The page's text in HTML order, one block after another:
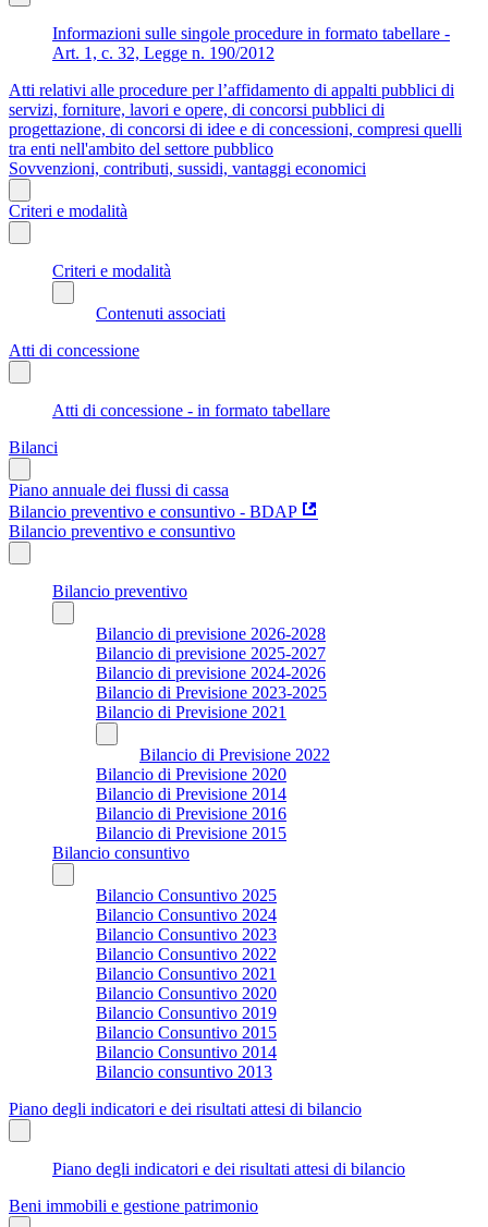
Informazioni sulle singole procedure in formato tabellare -
Art. 1, c. 32, Legge n. 190/2012
Atti relativi alle procedure per l’affidamento di appalti pubblici di
servizi, forniture, lavori e opere, di concorsi pubblici di
progettazione, di concorsi di idee e di concessioni, compresi quelli
tra enti nell'ambito del settore pubblico
Sovvenzioni, contributi, sussidi, vantaggi economici
Criteri e modalità
Criteri e modalità
Contenuti associati
Atti di concessione
Atti di concessione - in formato tabellare
Bilanci
Piano annuale dei flussi di cassa
Bilancio preventivo e consuntivo - BDAP
Bilancio preventivo e consuntivo
Bilancio preventivo
Bilancio di previsione 2026-2028
Bilancio di previsione 2025-2027
Bilancio di previsione 2024-2026
Bilancio di Previsione 2023-2025
Bilancio di Previsione 2021
Bilancio di Previsione 2022
Bilancio di Previsione 2020
Bilancio di Previsione 2014
Bilancio di Previsione 2016
Bilancio di Previsione 2015
Bilancio consuntivo
Bilancio Consuntivo 2025
Bilancio Consuntivo 2024
Bilancio Consuntivo 2023
Bilancio Consuntivo 2022
Bilancio Consuntivo 2021
Bilancio Consuntivo 2020
Bilancio Consuntivo 2019
Bilancio Consuntivo 2015
Bilancio Consuntivo 2014
Bilancio consuntivo 2013
Piano degli indicatori e dei risultati attesi di bilancio
Piano degli indicatori e dei risultati attesi di bilancio
Beni immobili e gestione patrimonio